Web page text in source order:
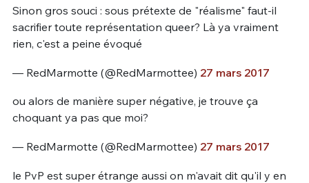
Sinon gros souci : sous prétexte de "réalisme" faut-il
sacrifier toute représentation queer? Là ya vraiment
rien, c'est a peine évoqué
— RedMarmotte (@RedMarmottee) 27 mars 2017
ou alors de manière super négative, je trouve ça
choquant ya pas que moi?
— RedMarmotte (@RedMarmottee) 27 mars 2017
le PvP est super étrange aussi on m'avait dit qu'il y en